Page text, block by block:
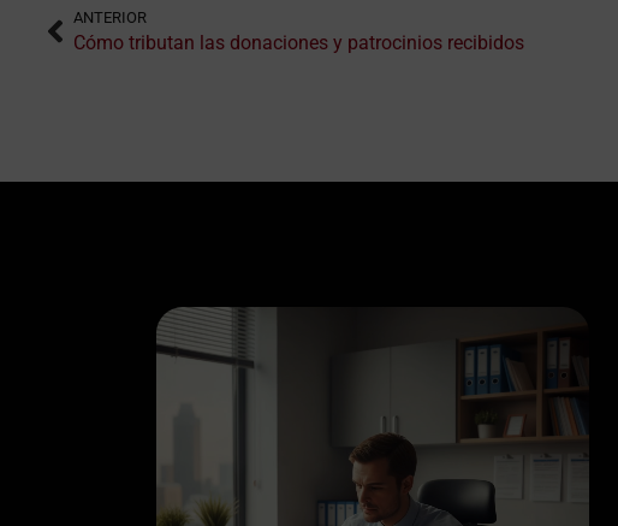
ANTERIOR
Cómo tributan las donaciones y patrocinios recibidos